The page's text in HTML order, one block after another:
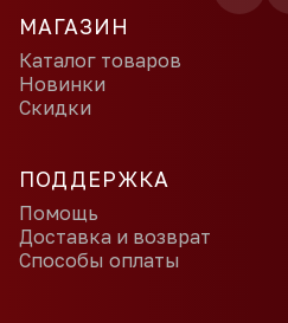
МАГАЗИН
Каталог товаров
Новинки
Скидки
ПОДДЕРЖКА
Помощь
Доставка и возврат
Способы оплаты